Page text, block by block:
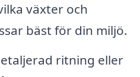
växter och
bäst för din miljö.
ritning eller